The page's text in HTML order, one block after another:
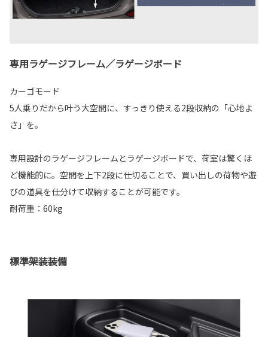
専用ラゲージフレーム／ラゲージボード
カーゴモード
5人乗りだから叶う大空間に、すっきり使える2段収納の「心地よ
さ」を。
専用設計のラゲージフレームとラゲージボードで、荷室は驚くほ
ど機能的に。空間を上下2段に仕切ることで、買い出しの荷物や遊
びの道具を仕分けて収納することが可能です。
耐荷重：60kg
標準架装装備